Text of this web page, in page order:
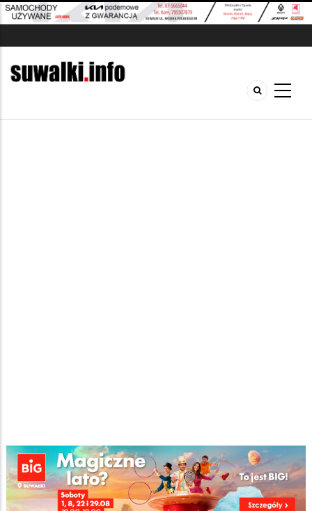
Ścieżka
nawigacyjna
Strona główna/Wiadomości/Z życia miasta/
Stan Borys gościł w Suwałkach
FacebookPinterestTumblr
0 Reddit Share